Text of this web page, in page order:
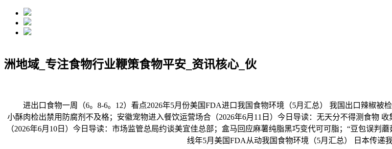
洲地域_专注食物行业鞭策食物平安_资讯核心_伙
进出口食物一周（6。8-6。12）看点2026年5月份美国FDA进口我国食物环境（5月汇总） 我国出口辣椒被
小酥肉检出禁用防腐剂不及格；安徽宠物进入餐饮运营场合（2026年6月11日）今日导读：无天分不得测食物
（2026年6月10日）今日导读：市场监管总局约谈美宜佳总部；盒马回应麻薯纯脂黑巧变代可可脂；“豆包误判
线年5月美国FDA从动我国食物环境（5月汇总） 日本传递